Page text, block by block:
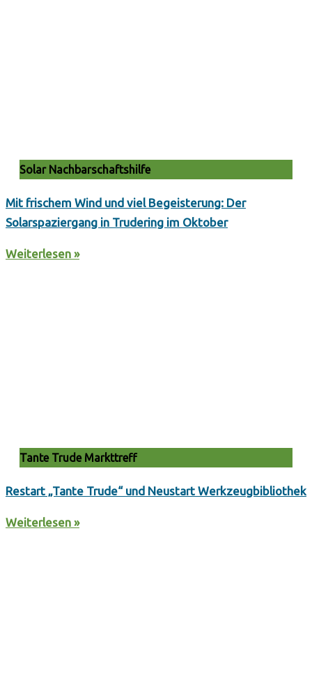
Solar Nachbarschaftshilfe
Mit frischem Wind und viel Begeisterung: Der
Solarspaziergang in Trudering im Oktober
Weiterlesen »
Tante Trude Markttreff
Restart „Tante Trude“ und Neustart Werkzeugbibliothek
Weiterlesen »